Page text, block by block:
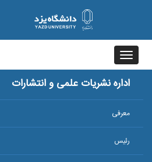
Toggle
navigation
اداره نشریات علمی و انتشارات
معرفی
رئیس